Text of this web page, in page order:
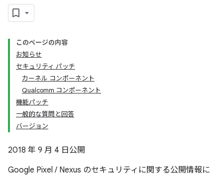
このページの内容
お知らせ
セキュリティ パッチ
カーネル コンポーネント
Qualcomm コンポーネント
機能パッチ
一般的な質問と回答
バージョン
2018 年 9 月 4 日公開
Google Pixel / Nexus のセキュリティに関する公開情報に